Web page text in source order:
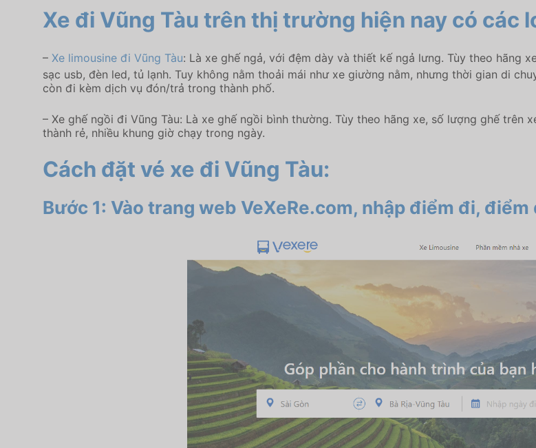
Xe đi Vũng Tàu trên thị trường hiện nay có các
– Xe limousine đi Vũng Tàu: Là xe ghế ngả, với đệm dày và thiết kế ngả lưng. Tùy theo hãng
sạc usb, đèn led, tủ lạnh. Tuy không nằm thoải mái như xe giường nằm, nhưng thời gian di
còn đi kèm dịch vụ đón/trả trong thành phố.
– Xe ghế ngồi đi Vũng Tàu: Là xe ghế ngồi bình thường. Tùy theo hãng xe, số lượng ghế trên
thành rẻ, nhiều khung giờ chạy trong ngày.
Cách đặt vé xe đi Vũng Tàu:
Bước 1: Vào trang web VeXeRe.com, nhập điểm đi, điểm